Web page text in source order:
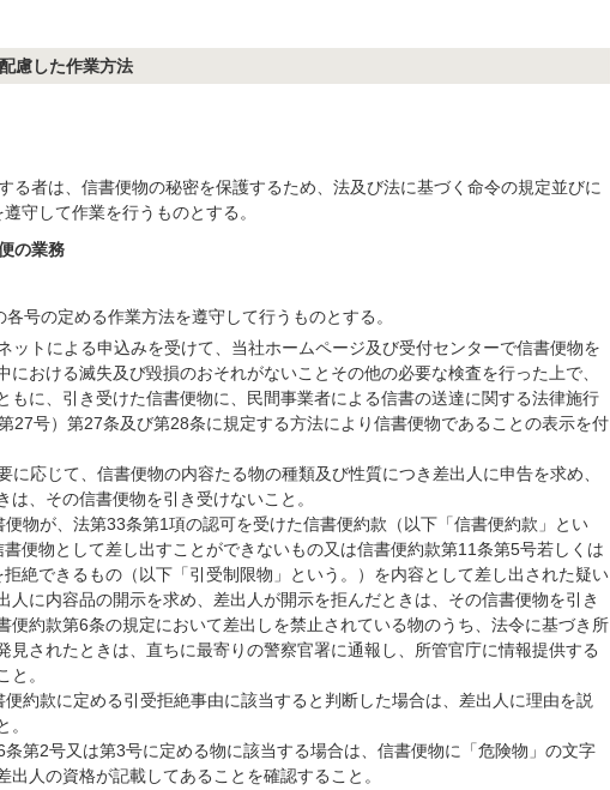
慮した作業方法
者は、信書便物の秘密を保護するため、法及び法に基づく命令の規定並びに
守して作業を行うものとする。
の業務
号の定める作業方法を遵守して行うものとする。
ットによる申込みを受けて、当社ホームページ及び受付センターで信書便物を
における滅失及び毀損のおそれがないことその他の必要な検査を行った上で、
もに、引き受けた信書便物に、民間事業者による信書の送達に関する法律施行
27号）第27条及び第28条に規定する方法により信書便物であることの表示を付
に応じて、信書便物の内容たる物の種類及び性質につき差出人に申告を求め、
は、その信書便物を引き受けないこと。
便物が、法第33条第1項の認可を受けた信書便約款（以下「信書便約款」とい
便物として差し出すことができないもの又は信書便約款第11条第5号若しくは
絶できるもの（以下「引受制限物」という。）を内容として差し出された疑い
人に内容品の開示を求め、差出人が開示を拒んだときは、その信書便物を引き
便約款第6条の規定において差出しを禁止されている物のうち、法令に基づき所
見されたときは、直ちに最寄りの警察官署に通報し、所管官庁に情報提供する
と。
便約款に定める引受拒絶事由に該当すると判断した場合は、差出人に理由を説
条第2号又は第3号に定める物に該当する場合は、信書便物に「危険物」の文字
出人の資格が記載してあることを確認すること。